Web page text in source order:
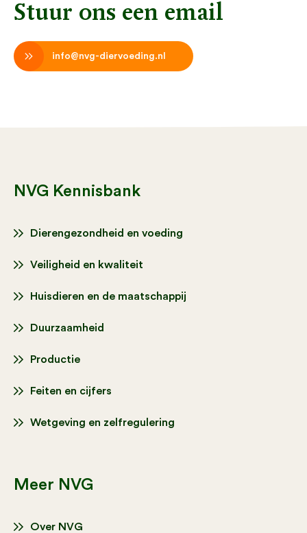
Stuur ons een email
info@nvg-diervoeding.nl
NVG Kennisbank
Dierengezondheid en voeding
Veiligheid en kwaliteit
Huisdieren en de maatschappij
Duurzaamheid
Productie
Feiten en cijfers
Wetgeving en zelfregulering
Meer NVG
Over NVG